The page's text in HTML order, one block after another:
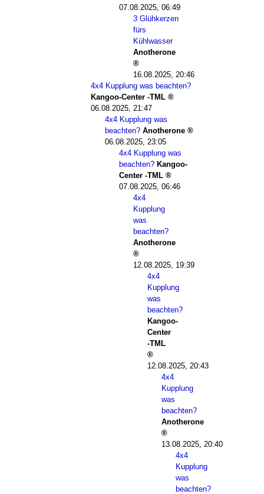
07.08.2025, 06:49
3 Glühkerzen
fürs
Kühlwasser
Anotherone
16.08.2025, 20:46
4x4 Kupplung was beachten?
Kangoo-Center -TML
06.08.2025, 21:47
4x4 Kupplung was
beachten? Anotherone
06.08.2025, 23:05
4x4 Kupplung was
beachten? Kangoo-
Center -TML
07.08.2025, 06:46
4x4
Kupplung
was
beachten?
Anotherone
12.08.2025, 19:39
4x4
Kupplung
was
beachten?
Kangoo-
Center
-TML
12.08.2025, 20:43
4x4
Kupplung
was
beachten?
Anotherone
13.08.2025, 20:40
4x4
Kupplung
was
beachten?